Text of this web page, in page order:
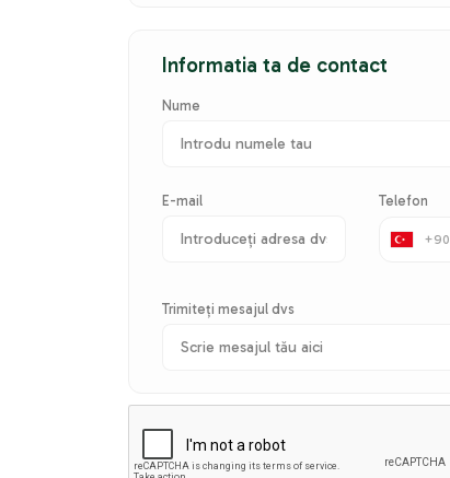
Informatia ta de contact
Nume
E-mail Telefon
+90
Trimiteți mesajul dvs